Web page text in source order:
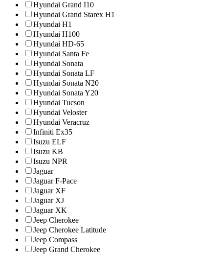
Hyundai Grand I10
Hyundai Grand Starex H1
Hyundai H1
Hyundai H100
Hyundai HD-65
Hyundai Santa Fe
Hyundai Sonata
Hyundai Sonata LF
Hyundai Sonata N20
Hyundai Sonata Y20
Hyundai Tucson
Hyundai Veloster
Hyundai Veracruz
Infiniti Ex35
Isuzu ELF
Isuzu KB
Isuzu NPR
Jaguar
Jaguar F-Pace
Jaguar XF
Jaguar XJ
Jaguar XK
Jeep Cherokee
Jeep Cherokee Latitude
Jeep Compass
Jeep Grand Cherokee